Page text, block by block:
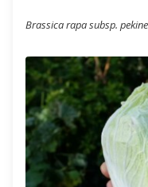
Brassica rapa subsp.